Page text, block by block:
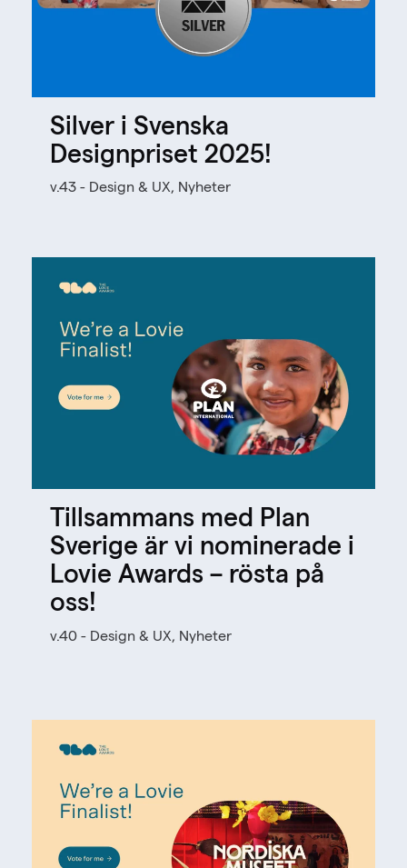
Silver i Svenska
Designpriset 2025!
v.43 - Design & UX, Nyheter
Tillsammans med Plan
Sverige är vi nominerade i
Lovie Awards – rösta på
oss!
v.40 - Design & UX, Nyheter